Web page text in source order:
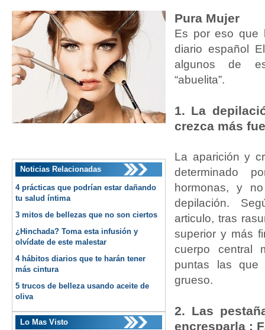
Noticias Relacionadas
4 prácticas que podrían estar dañando
tu salud íntima
3 mitos de bellezas que no son ciertos
¿Hinchada? Toma esta infusión y
olvídate de este malestar
4 hábitos diarios que te harán tener
más cintura
5 trucos de belleza usando aceite de
oliva
Lo Mas Visto
Pura Mujer
Es por eso
diario español
algunos de
“abuelita”.
1. La
crezca más
La aparición y
determinado
hormonas, y
depilación.
articulo, tras
superior y más
cuerpo central
puntas las que
grueso.
2. Las
encresparla :